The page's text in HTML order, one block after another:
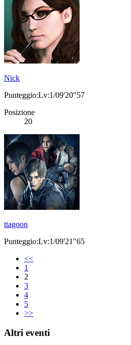
Nick
Punteggio:Lv:1/09'20"57
Posizione
20
ttagoon
Punteggio:Lv:1/09'21"65
<<
1
2
3
4
5
>>
Altri eventi